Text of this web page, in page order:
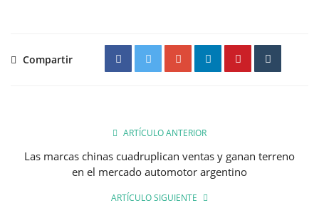
Compartir
ARTÍCULO ANTERIOR
Las marcas chinas cuadruplican ventas y ganan terreno
en el mercado automotor argentino
ARTÍCULO SIGUIENTE